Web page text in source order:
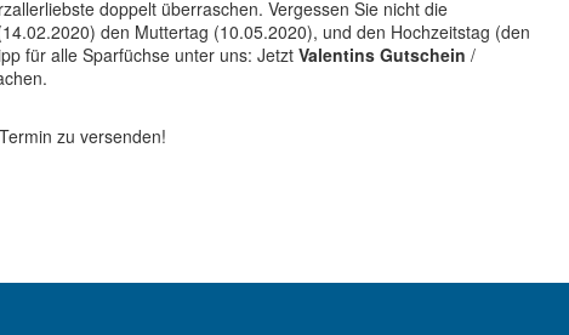
doppelt überraschen. Vergessen Sie nicht die
den Muttertag (10.05.2020), und den Hochzeitstag (den
für alle Sparfüchse unter uns: Jetzt Valentins Gutschein /
zu versenden!